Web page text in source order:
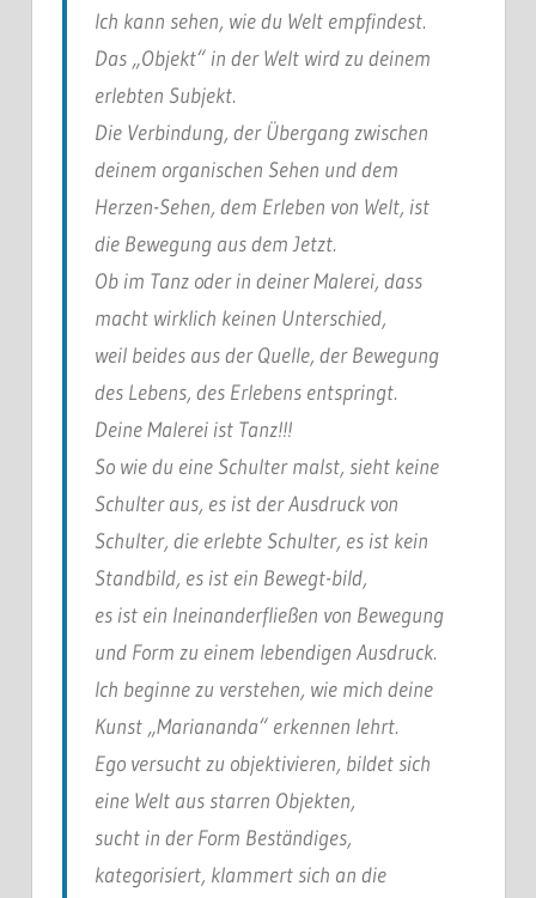
Ich kann sehen, wie du Welt empfindest.
Das „Objekt“ in der Welt wird zu deinem
erlebten Subjekt.
Die Verbindung, der Übergang zwischen
deinem organischen Sehen und dem
Herzen-Sehen, dem Erleben von Welt, ist
die Bewegung aus dem Jetzt.
Ob im Tanz oder in deiner Malerei, dass
macht wirklich keinen Unterschied,
weil beides aus der Quelle, der Bewegung
des Lebens, des Erlebens entspringt.
Deine Malerei ist Tanz!!!
So wie du eine Schulter malst, sieht keine
Schulter aus, es ist der Ausdruck von
Schulter, die erlebte Schulter, es ist kein
Standbild, es ist ein Bewegt-bild,
es ist ein Ineinanderfließen von Bewegung
und Form zu einem lebendigen Ausdruck.
Ich beginne zu verstehen, wie mich deine
Kunst „Mariananda“ erkennen lehrt.
Ego versucht zu objektivieren, bildet sich
eine Welt aus starren Objekten,
sucht in der Form Beständiges,
kategorisiert, klammert sich an die